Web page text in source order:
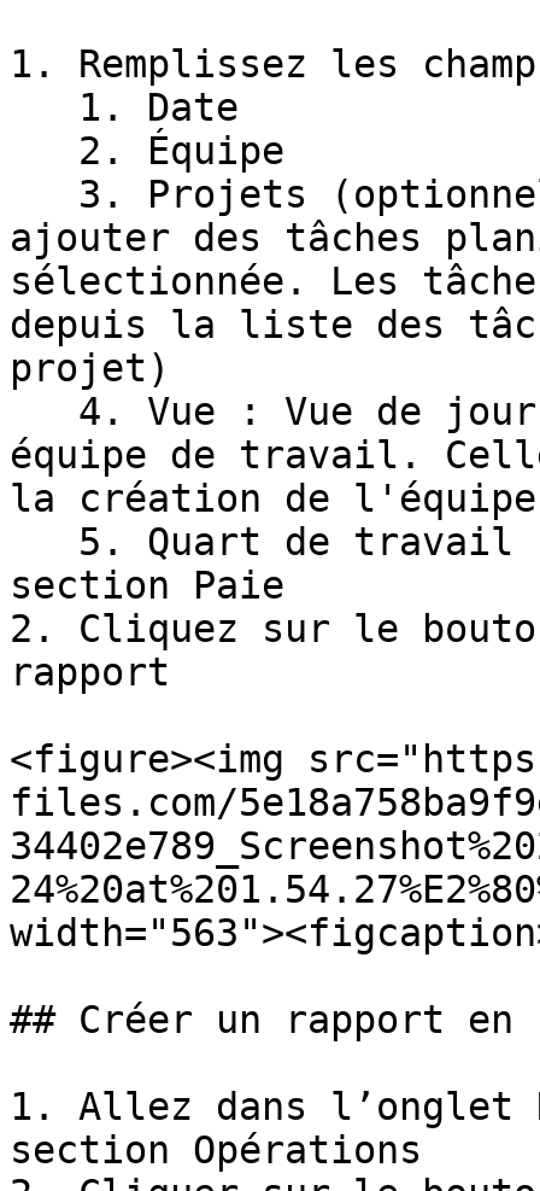
1. Remplissez les
ajouter des tâches
sélectionnée. Les
depuis la liste des
projet)
équipe de travail.
la création de l'équipe
section Paie
2. Cliquez sur le
rapport
<figure><img
files.com/
## Créer un rapport
1. Allez dans l’onglet
section Opérations